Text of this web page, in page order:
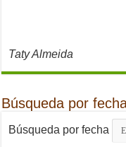
Taty Almeida
Búsqueda por
Búsqueda por fecha